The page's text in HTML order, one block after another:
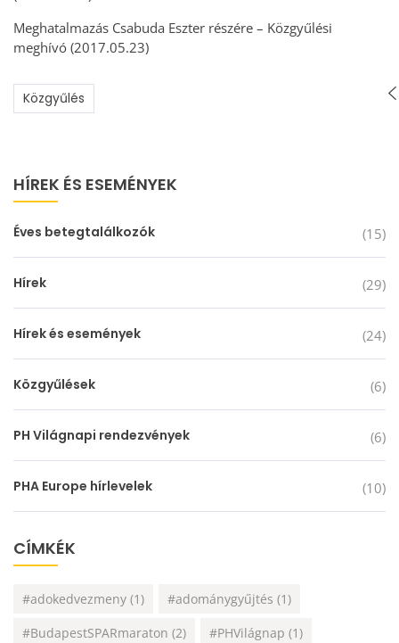
Meghatalmazás Csabuda Eszter részére – Közgyűlési
meghívó (2017.05.23)
Közgyűlés
HÍREK ÉS ESEMÉNYEK
Éves betegtalálkozók (15)
Hírek (29)
Hírek és események (24)
Közgyűlések (6)
PH Világnapi rendezvények (6)
PHA Europe hírlevelek (10)
CÍMKÉK
#adokedvezmeny (1) #adománygyűjtés (1)
#BudapestSPARmaraton (2) #PHVilágnap (1)